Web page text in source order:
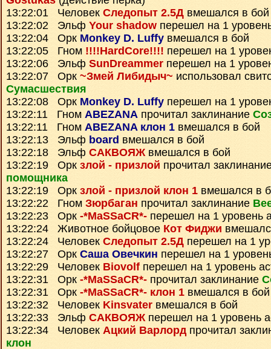
13:22:01 Человек Следопыт 2.5Д вмешался в бой
13:22:02 Эльф Your shadow перешел на 1
13:22:04 Орк Monkey D. Luffy вмешался в бой
13:22:05 Гном !!!!HardCore!!!! перешел на 1
13:22:06 Эльф SunDreammer перешел на 1
13:22:07 Орк ~Змей Либидыч~ использовал
Сумаcшествия
13:22:08 Орк Monkey D. Luffy перешел на 1
13:22:11 Гном ABEZANA прочитал заклинание
13:22:11 Гном ABEZANA клон 1 вмешался в бой
13:22:13 Эльф board вмешался в бой
13:22:18 Эльф САКВОЯЖвмешался в бой
13:22:19 Орк злой - призлой прочитал
помощника
13:22:19 Орк злой - призлой клон 1 вмешался в
13:22:22 Гном Зюрбаган прочитал заклинание
13:22:23 Орк -*MaSSaCR*- перешел на 1 уровень
13:22:24 Животное бойцовое Кот Фиджи
13:22:24 Человек Следопыт 2.5Д перешел на 1
13:22:27 Орк Саша Овечкин перешел на 1
13:22:29 Человек Biovolf перешел на 1 уровень
13:22:31 Орк -*MaSSaCR*- прочитал заклинание
13:22:31 Орк -*MaSSaCR*- клон 1 вмешался в бой
13:22:32 Человек Kinsvater вмешался в бой
13:22:33 Эльф САКВОЯЖперешел на 1 уровень
13:22:34 Человек Ацкий Варлорд прочитал
клон